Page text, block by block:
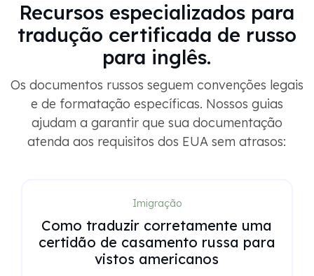
Recursos especializados para
tradução certificada de russo
para inglês.
Os documentos russos seguem convenções legais
e de formatação específicas. Nossos guias
ajudam a garantir que sua documentação
atenda aos requisitos dos EUA sem atrasos:
Imigração
Como traduzir corretamente uma
certidão de casamento russa para
vistos americanos